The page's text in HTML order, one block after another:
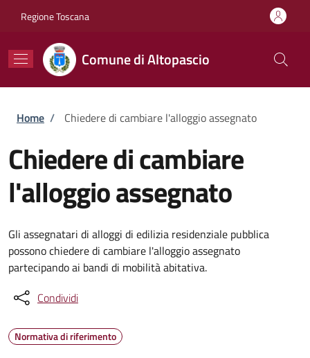
Regione Toscana
Comune di Altopascio
Briciole di pane
Home / Chiedere di cambiare l'alloggio assegnato
Chiedere di cambiare
l'alloggio assegnato
Gli assegnatari di alloggi di edilizia residenziale pubblica
possono chiedere di cambiare l'alloggio assegnato
partecipando ai bandi di mobilità abitativa.
Condividi
Normativa di riferimento